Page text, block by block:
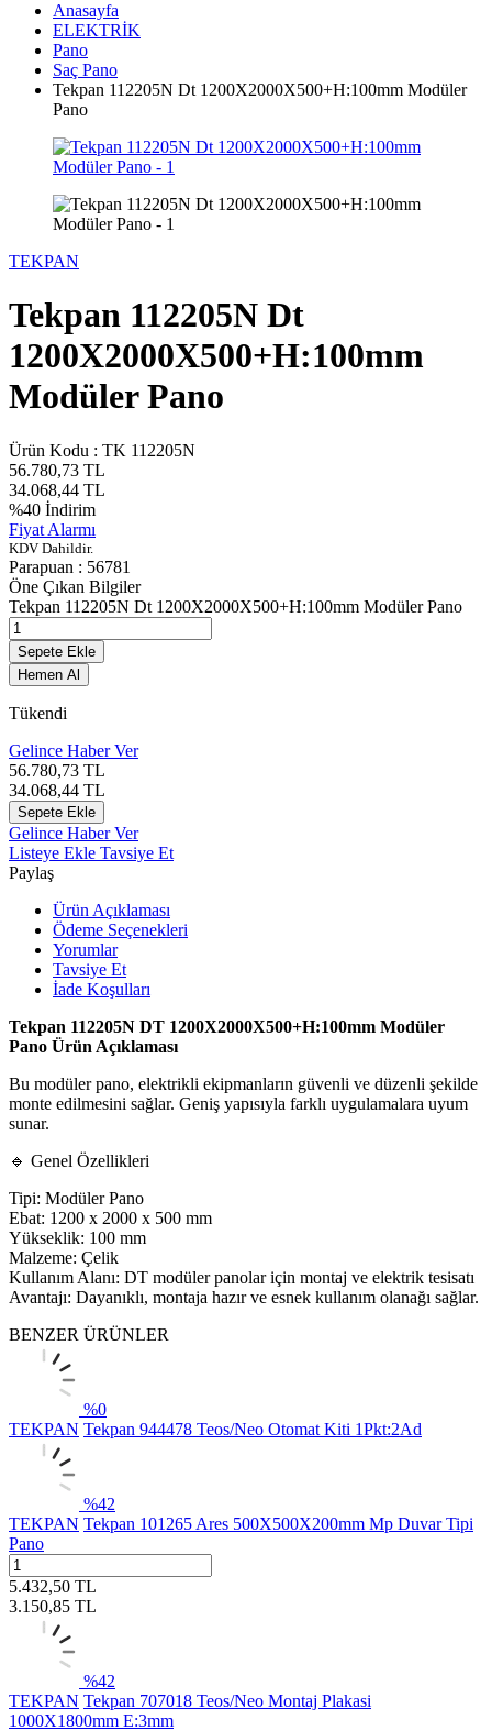
Anasayfa
ELEKTRİK
Pano
Saç Pano
Tekpan 112205N Dt 1200X2000X500+H:100mm Modüler
Pano
TEKPAN
Tekpan 112205N Dt
1200X2000X500+H:100mm
Modüler Pano
Ürün Kodu : TK 112205N
56.780,73 TL
34.068,44 TL
%40 İndirim
Fiyat Alarmı
KDV Dahildir.
Parapuan : 56781
Öne Çıkan Bilgiler
Tekpan 112205N Dt 1200X2000X500+H:100mm Modüler Pano
Sepete Ekle
Hemen Al
Tükendi
Gelince Haber Ver
56.780,73 TL
34.068,44 TL
Sepete Ekle
Gelince Haber Ver
Listeye Ekle Tavsiye Et
Paylaş
Ürün Açıklaması
Ödeme Seçenekleri
Yorumlar
Tavsiye Et
İade Koşulları
Tekpan 112205N DT 1200X2000X500+H:100mm Modüler
Pano Ürün Açıklaması
Bu modüler pano, elektrikli ekipmanların güvenli ve düzenli şekilde
monte edilmesini sağlar. Geniş yapısıyla farklı uygulamalara uyum
sunar.
🔹 Genel Özellikleri
Tipi: Modüler Pano
Ebat: 1200 x 2000 x 500 mm
Yükseklik: 100 mm
Malzeme: Çelik
Kullanım Alanı: DT modüler panolar için montaj ve elektrik tesisatı
Avantajı: Dayanıklı, montaja hazır ve esnek kullanım olanağı sağlar.
BENZER ÜRÜNLER
%0
TEKPAN Tekpan 944478 Teos/Neo Otomat Kiti 1Pkt:2Ad
%42
TEKPAN Tekpan 101265 Ares 500X500X200mm Mp Duvar Tipi
Pano
5.432,50 TL
3.150,85 TL
%42
TEKPAN Tekpan 707018 Teos/Neo Montaj Plakasi
1000X1800mm E:3mm